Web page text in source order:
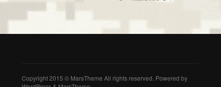
Copyright 2015 © MarsTheme All rights reserved. Powered by